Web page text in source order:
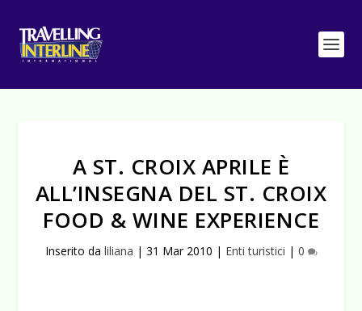
A ST. CROIX APRILE È
ALL’INSEGNA DEL ST. CROIX
FOOD & WINE EXPERIENCE
Inserito da liliana | 31 Mar 2010 | Enti turistici | 0